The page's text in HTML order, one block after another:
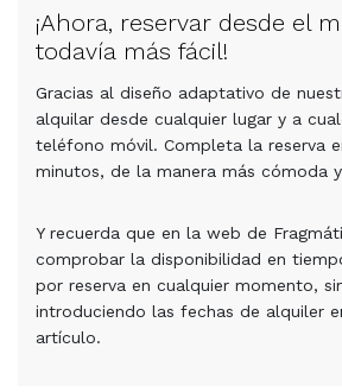
¡Ahora, reservar desde el
todavía más fácil!
Gracias al diseño adaptativo de
alquilar desde cualquier lugar y a
teléfono móvil. Completa la reserva
minutos, de la manera más cómoda
Y recuerda que en la web de
comprobar la disponibilidad en
por reserva en cualquier momento,
introduciendo las fechas de alquiler
artículo.